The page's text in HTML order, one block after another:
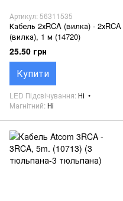
Артикул: 56311535
Кабель 2хRCA (вилка) - 2хRCA
(вилка), 1 м (14720)
25.50 грн
Купити
LED Підсвічування Ні
Магнітний Ні